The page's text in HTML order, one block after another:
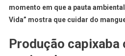
momento em que a pauta
Vida” mostra que cuidar do
Produção capixaba